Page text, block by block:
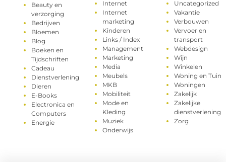
Beauty en
verzorging
Bedrijven
Bloemen
Blog
Boeken en
Tijdschriften
Cadeau
Dienstverlening
Dieren
E-Books
Electronica en
Computers
Energie
Internet
Internet
marketing
Kinderen
Links / Index
Management
Marketing
Media
Meubels
MKB
Mobiliteit
Mode en
Kleding
Muziek
Onderwijs
Uncategorized
Vakantie
Verbouwen
Vervoer en
transport
Webdesign
Wijn
Winkelen
Woning en Tuin
Woningen
Zakelijk
Zakelijke
dienstverlening
Zorg